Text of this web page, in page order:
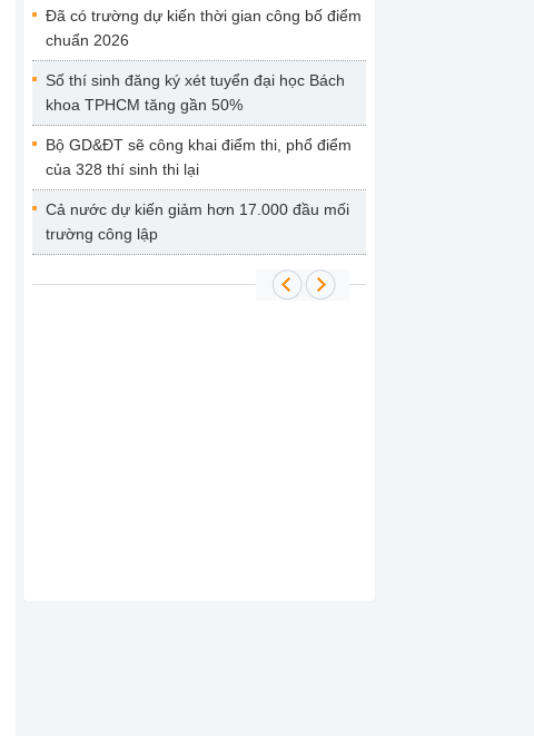
Đã có trường dự kiến thời gian công bố điểm
chuẩn 2026
Số thí sinh đăng ký xét tuyển đại học Bách
khoa TPHCM tăng gần 50%
Bộ GD&ĐT sẽ công khai điểm thi, phổ điểm
của 328 thí sinh thi lại
Cả nước dự kiến giảm hơn 17.000 đầu mối
trường công lập